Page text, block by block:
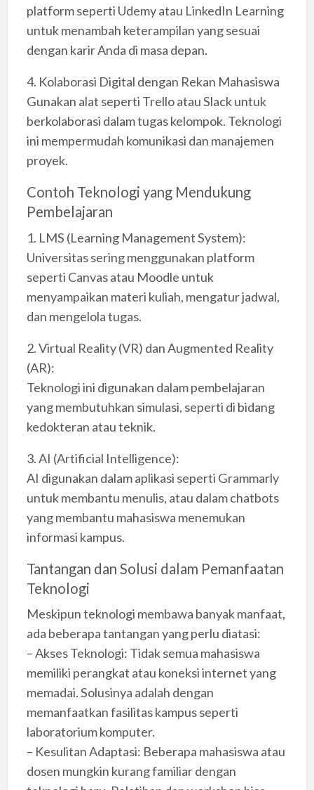
platform seperti Udemy atau LinkedIn Learning
untuk menambah keterampilan yang sesuai
dengan karir Anda di masa depan.
4. Kolaborasi Digital dengan Rekan Mahasiswa
Gunakan alat seperti Trello atau Slack untuk
berkolaborasi dalam tugas kelompok. Teknologi
ini mempermudah komunikasi dan manajemen
proyek.
Contoh Teknologi yang Mendukung
Pembelajaran
1. LMS (Learning Management System):
Universitas sering menggunakan platform
seperti Canvas atau Moodle untuk
menyampaikan materi kuliah, mengatur jadwal,
dan mengelola tugas.
2. Virtual Reality (VR) dan Augmented Reality
(AR):
Teknologi ini digunakan dalam pembelajaran
yang membutuhkan simulasi, seperti di bidang
kedokteran atau teknik.
3. AI (Artificial Intelligence):
AI digunakan dalam aplikasi seperti Grammarly
untuk membantu menulis, atau dalam chatbots
yang membantu mahasiswa menemukan
informasi kampus.
Tantangan dan Solusi dalam Pemanfaatan
Teknologi
Meskipun teknologi membawa banyak manfaat,
ada beberapa tantangan yang perlu diatasi:
– Akses Teknologi: Tidak semua mahasiswa
memiliki perangkat atau koneksi internet yang
memadai. Solusinya adalah dengan
memanfaatkan fasilitas kampus seperti
laboratorium komputer.
– Kesulitan Adaptasi: Beberapa mahasiswa atau
dosen mungkin kurang familiar dengan